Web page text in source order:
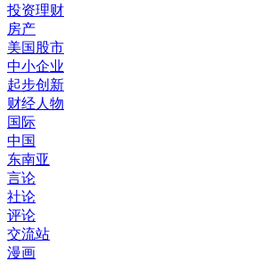
投资理财
房产
美国股市
中小企业
起步创新
财经人物
国际
中国
东南亚
言论
社论
评论
交流站
漫画